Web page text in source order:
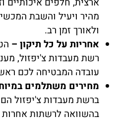
מהיר ויעיל והשבת
ולאורך זמן רב.
אחריות על כל תיקון –
רשת מעבדות צ'יפזול,
עובדה המבטיחה לכם
מחירים משתלמים
ברשת מעבדות צ'יפזול
בהשוואה לרשתות